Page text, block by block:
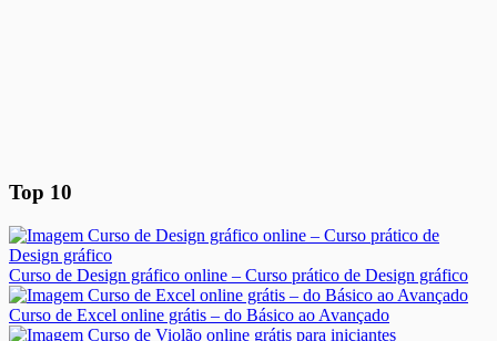
Top 10
Curso de Design gráfico online – Curso prático de Design gráfico
Curso de Excel online grátis – do Básico ao Avançado